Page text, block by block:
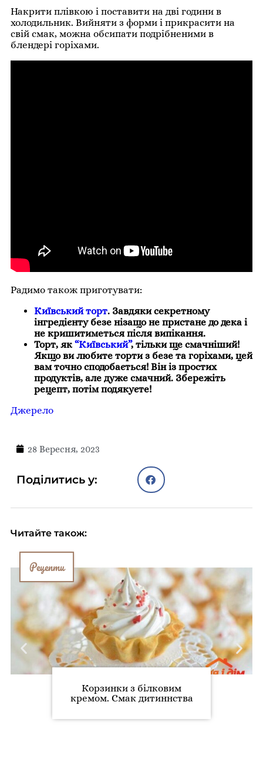
Накрити плівкою і поставити на дві години в
холодильник. Вийняти з форми і прикрасити на
свій смак, можна обсипати подрібненими в
блендері горіхами.
Радимо також приготувати:
Київський торт. Завдяки секретному
інгредієнту безе нізащо не пристане до дека і
не кришитиметься після випікання.
Торт, як“Київський”, тільки ще смачніший!
Якщо ви любите торти з безе та горіхами, цей
вам точно сподобається! Він із простих
продуктів, але дуже смачний. Збережіть
рецепт, потім подякуєте!
Джерело
28 Вересня, 2023
Поділитись у:
Читайте також:
Рецепти
Корзинки з білковим
кремом. Смак дитиннства